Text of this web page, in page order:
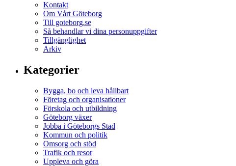
Kontakt
Om Vårt Göteborg
Till goteborg.se
Så behandlar vi dina personuppgifter
Tillgänglighet
Arkiv
Kategorier
Bygga, bo och leva hållbart
Företag och organisationer
Förskola och utbildning
Göteborg växer
Jobba i Göteborgs Stad
Kommun och politik
Omsorg och stöd
Trafik och resor
Uppleva och göra